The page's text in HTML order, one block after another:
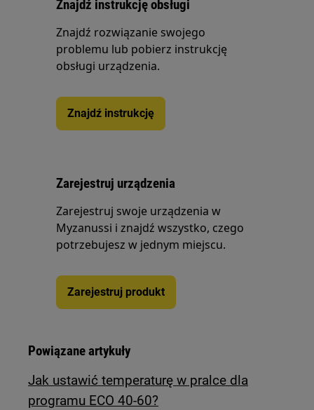
Znajdź instrukcję obsługi
Znajdź rozwiązanie swojego
problemu lub pobierz instrukcję
obsługi urządzenia.
Znajdź instrukcję
Zarejestruj urządzenia
Zarejestruj swoje urządzenia w
Myzanussi i znajdź wszystko, czego
potrzebujesz w jednym miejscu.
Zarejestruj produkt
Powiązane artykuły
Jak ustawić temperaturę w pralce dla
programu ECO 40-60?